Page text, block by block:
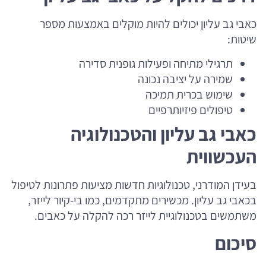
כאבי גב עליון יכולים להיות מוקלים באמצעות מספר
שיטות:
תרגילי מתיחה ופעילות גופנית סדירה
שמירה על יציבה נכונה
שימוש בכרית תמיכה
טיפולים פיזיותרפיים
כאבי גב עליון והטכנולוגיה
העכשווית
בעידן המודרני, טכנולוגיות חדשות מציעות פתרונות לטיפול
בכאבי גב עליון. מכשירים מתקדמים, כמו בי-קיור לייזר,
משתמשים בטכנולוגיית לייזר רכה להקלה על כאבים.
סיכום